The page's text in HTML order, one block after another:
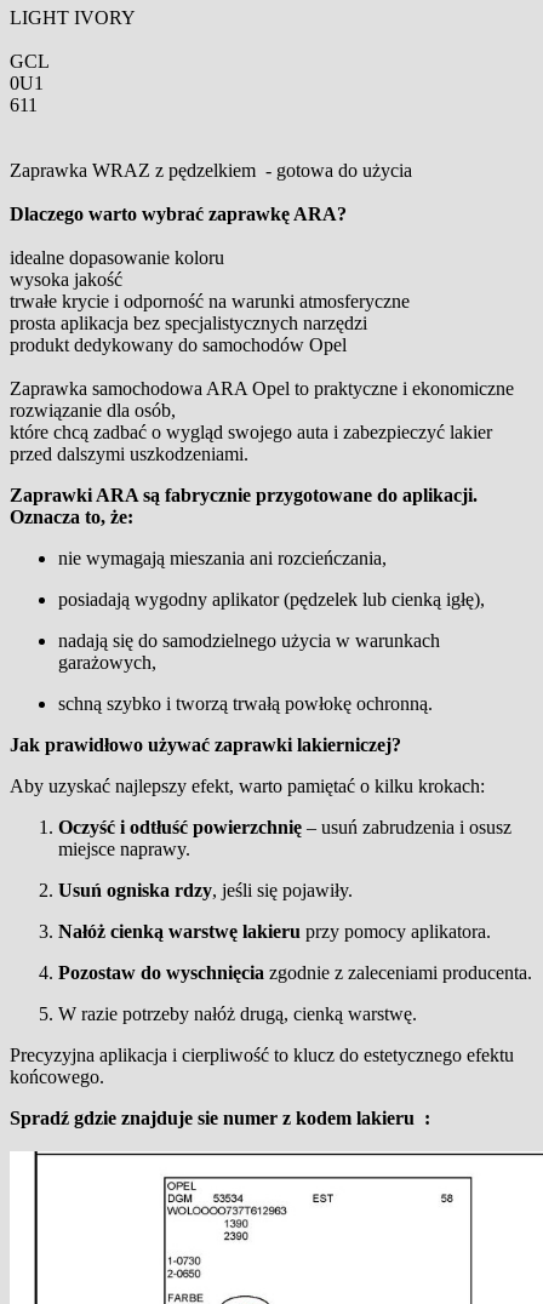
LIGHT IVORY
GCL
0U1
611
Zaprawka WRAZ z pędzelkiem - gotowa do użycia
Dlaczego warto wybrać zaprawkę ARA?
idealne dopasowanie koloru
wysoka jakość
trwałe krycie i odporność na warunki atmosferyczne
prosta aplikacja bez specjalistycznych narzędzi
produkt dedykowany do samochodów Opel
Zaprawka samochodowa ARA Opel to praktyczne i ekonomiczne
rozwiązanie dla osób,
które chcą zadbać o wygląd swojego auta i zabezpieczyć lakier
przed dalszymi uszkodzeniami.
Zaprawki ARA są fabrycznie przygotowane do aplikacji.
Oznacza to, że:
nie wymagają mieszania ani rozcieńczania,
posiadają wygodny aplikator (pędzelek lub cienką igłę),
nadają się do samodzielnego użycia w warunkach
garażowych,
schną szybko i tworzą trwałą powłokę ochronną.
Jak prawidłowo używać zaprawki lakierniczej?
Aby uzyskać najlepszy efekt, warto pamiętać o kilku krokach:
Oczyść i odtłuść powierzchnię – usuń zabrudzenia i osusz
miejsce naprawy.
Usuń ogniska rdzy, jeśli się pojawiły.
Nałóż cienką warstwę lakieru przy pomocy aplikatora.
Pozostaw do wyschnięcia zgodnie z zaleceniami producenta.
W razie potrzeby nałóż drugą, cienką warstwę.
Precyzyjna aplikacja i cierpliwość to klucz do estetycznego efektu
końcowego.
Spradź gdzie znajduje sie numer z kodem lakieru :